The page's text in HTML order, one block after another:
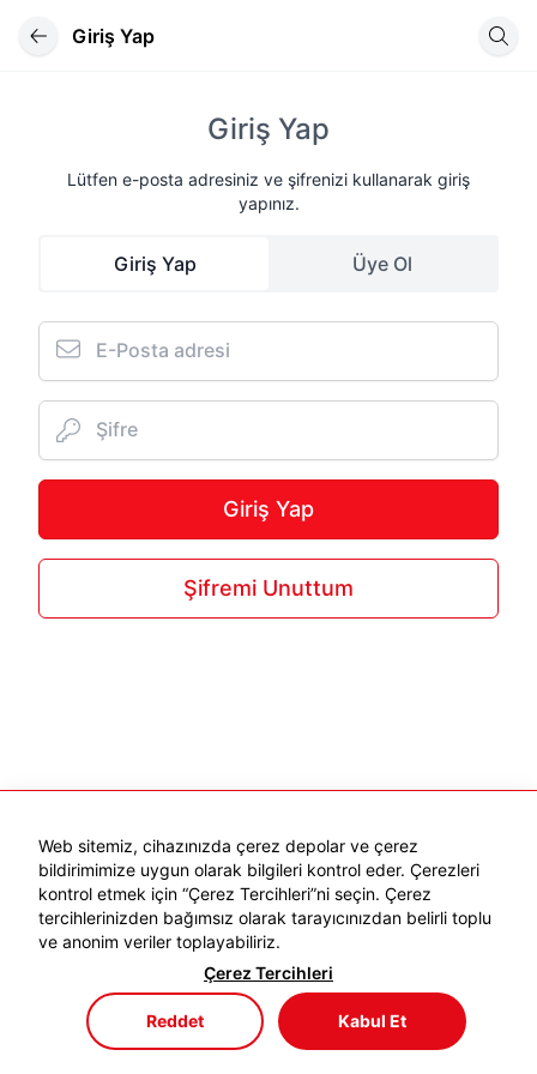
Giriş Yap
Giriş Yap
Lütfen e-posta adresiniz ve şifrenizi kullanarak giriş
yapınız.
Giriş Yap Üye Ol
E-Posta adresi
Şifre
Giriş Yap
Şifremi Unuttum
Web sitemiz, cihazınızda çerez depolar ve çerez
bildirimimize uygun olarak bilgileri kontrol eder. Çerezleri
kontrol etmek için “Çerez Tercihleri”ni seçin. Çerez
tercihlerinizden bağımsız olarak tarayıcınızdan belirli toplu
ve anonim veriler toplayabiliriz.
Çerez Tercihleri
Reddet Kabul Et